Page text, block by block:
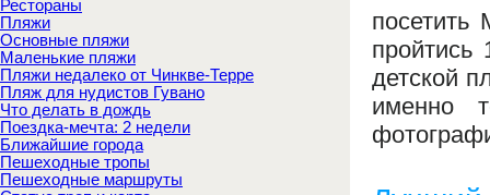
Рестораны
Пляжи
Основные пляжи
Маленькие пляжи
Пляжи недалеко от Чинкве-Терре
Пляж для нудистов Гувано
Что делать в дождь
Поездка-мечта: 2 недели
Ближайшие города
Пешеходные тропы
Пешеходные маршруты
посетить
пройтись
детской
именно